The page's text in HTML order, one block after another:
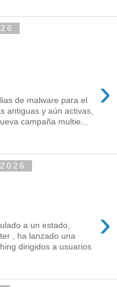
›
de malware para el
antiguas y aún activas,
campaña multie...
›
a un estado,
, ha lanzado una
dirigidos a usuarios